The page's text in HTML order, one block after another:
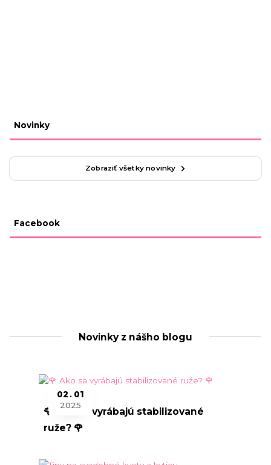
Novinky
Zobraziť všetky novinky
Facebook
Novinky z nášho blogu
02
01
2025
🌹 Ako sa vyrábajú stabilizované
ruže? 🌹